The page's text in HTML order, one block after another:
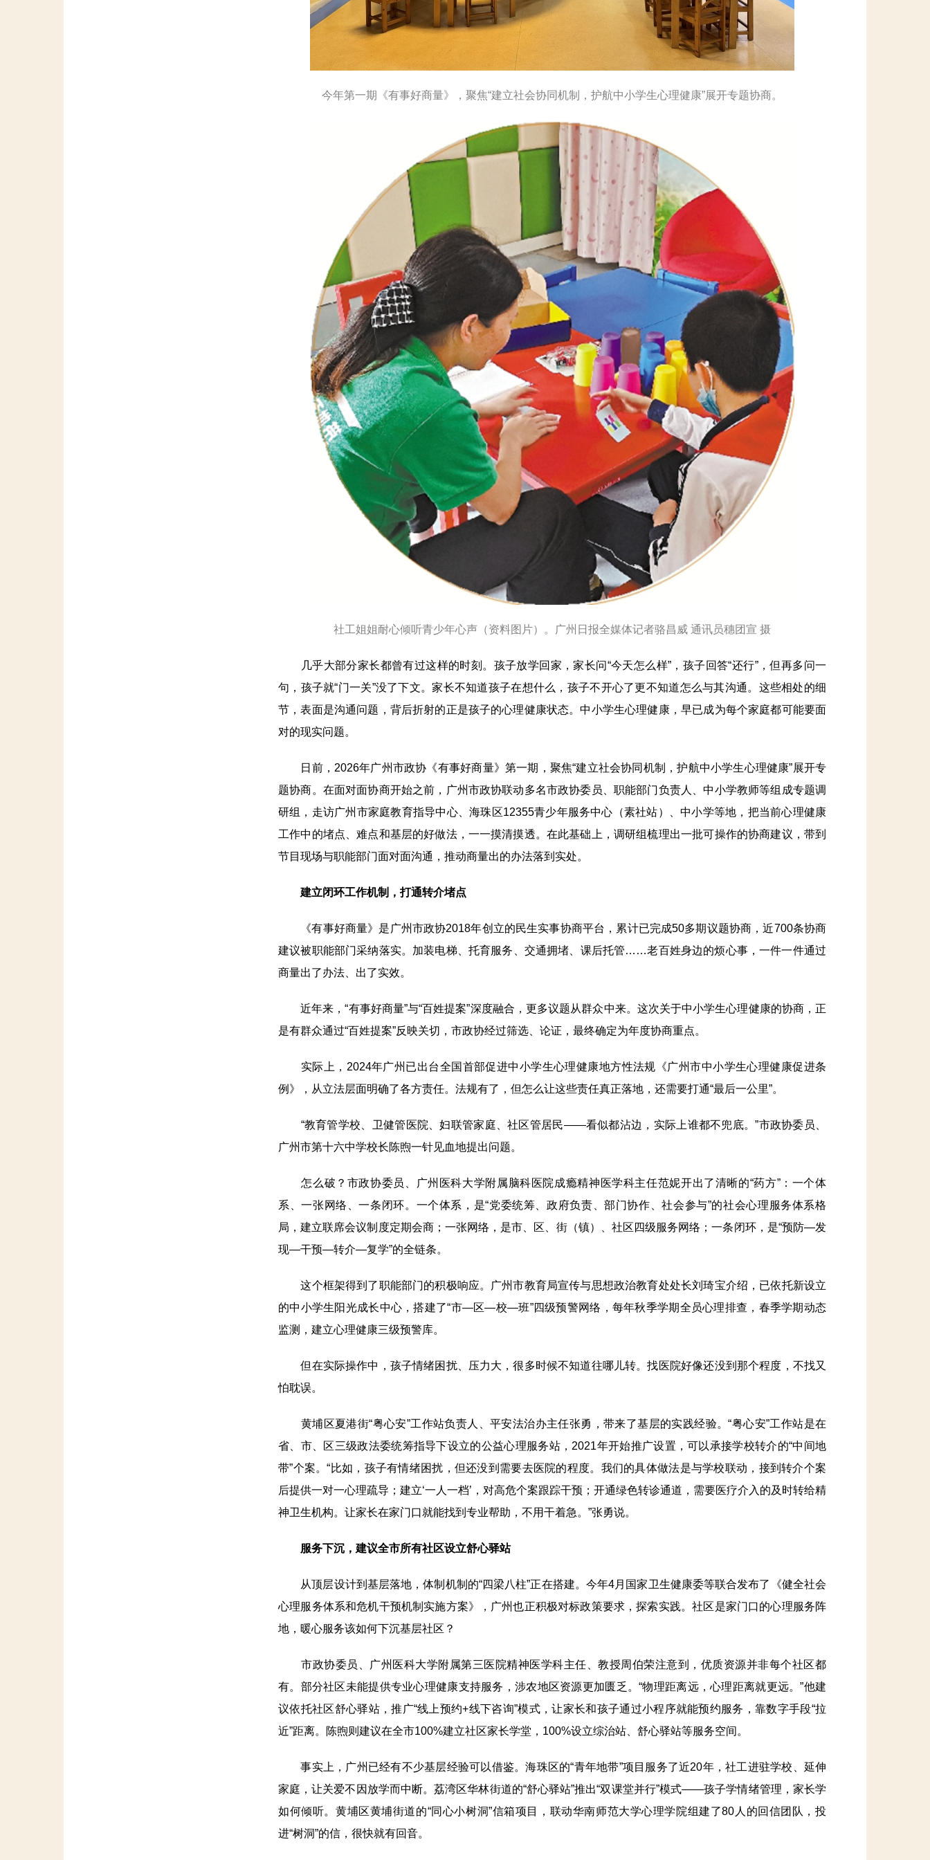
今年第一期《有事好商量》，聚焦“建立社会协同机制，护航中小学生心理健康”展开专题协商。
社工姐姐耐心倾听青少年心声（资料图片）。广州日报全媒体记者骆昌威 通讯员穗团宣 摄
几乎大部分家长都曾有过这样的时刻。孩子放学回家，家长问“今天怎么样”，孩子回答“还行”，但再多问一
句，孩子就“门一关”没了下文。家长不知道孩子在想什么，孩子不开心了更不知道怎么与其沟通。这些相处的细
节，表面是沟通问题，背后折射的正是孩子的心理健康状态。中小学生心理健康，早已成为每个家庭都可能要面
对的现实问题。
日前，2026年广州市政协《有事好商量》第一期，聚焦“建立社会协同机制，护航中小学生心理健康”展开专
题协商。在面对面协商开始之前，广州市政协联动多名市政协委员、职能部门负责人、中小学教师等组成专题调
研组，走访广州市家庭教育指导中心、海珠区12355青少年服务中心（素社站）、中小学等地，把当前心理健康
工作中的堵点、难点和基层的好做法，一一摸清摸透。在此基础上，调研组梳理出一批可操作的协商建议，带到
节目现场与职能部门面对面沟通，推动商量出的办法落到实处。
建立闭环工作机制，打通转介堵点
《有事好商量》是广州市政协2018年创立的民生实事协商平台，累计已完成50多期议题协商，近700条协商
建议被职能部门采纳落实。加装电梯、托育服务、交通拥堵、课后托管……老百姓身边的烦心事，一件一件通过
商量出了办法、出了实效。
近年来，“有事好商量”与“百姓提案”深度融合，更多议题从群众中来。这次关于中小学生心理健康的协商，正
是有群众通过“百姓提案”反映关切，市政协经过筛选、论证，最终确定为年度协商重点。
实际上，2024年广州已出台全国首部促进中小学生心理健康地方性法规《广州市中小学生心理健康促进条
例》，从立法层面明确了各方责任。法规有了，但怎么让这些责任真正落地，还需要打通“最后一公里”。
“教育管学校、卫健管医院、妇联管家庭、社区管居民——看似都沾边，实际上谁都不兜底。”市政协委员、
广州市第十六中学校长陈煦一针见血地提出问题。
怎么破？市政协委员、广州医科大学附属脑科医院成瘾精神医学科主任范妮开出了清晰的“药方”：一个体
系、一张网络、一条闭环。一个体系，是“党委统筹、政府负责、部门协作、社会参与”的社会心理服务体系格
局，建立联席会议制度定期会商；一张网络，是市、区、街（镇）、社区四级服务网络；一条闭环，是“预防—发
现—干预—转介—复学”的全链条。
这个框架得到了职能部门的积极响应。广州市教育局宣传与思想政治教育处处长刘琦宝介绍，已依托新设立
的中小学生阳光成长中心，搭建了“市—区—校—班”四级预警网络，每年秋季学期全员心理排查，春季学期动态
监测，建立心理健康三级预警库。
但在实际操作中，孩子情绪困扰、压力大，很多时候不知道往哪儿转。找医院好像还没到那个程度，不找又
怕耽误。
黄埔区夏港街“粤心安”工作站负责人、平安法治办主任张勇，带来了基层的实践经验。“粤心安”工作站是在
省、市、区三级政法委统筹指导下设立的公益心理服务站，2021年开始推广设置，可以承接学校转介的“中间地
带”个案。“比如，孩子有情绪困扰，但还没到需要去医院的程度。我们的具体做法是与学校联动，接到转介个案
后提供一对一心理疏导；建立‘一人一档’，对高危个案跟踪干预；开通绿色转诊通道，需要医疗介入的及时转给精
神卫生机构。让家长在家门口就能找到专业帮助，不用干着急。”张勇说。
服务下沉，建议全市所有社区设立舒心驿站
从顶层设计到基层落地，体制机制的“四梁八柱”正在搭建。今年4月国家卫生健康委等联合发布了《健全社会
心理服务体系和危机干预机制实施方案》，广州也正积极对标政策要求，探索实践。社区是家门口的心理服务阵
地，暖心服务该如何下沉基层社区？
市政协委员、广州医科大学附属第三医院精神医学科主任、教授周伯荣注意到，优质资源并非每个社区都
有。部分社区未能提供专业心理健康支持服务，涉农地区资源更加匮乏。“物理距离远，心理距离就更远。”他建
议依托社区舒心驿站，推广“线上预约+线下咨询”模式，让家长和孩子通过小程序就能预约服务，靠数字手段“拉
近”距离。陈煦则建议在全市100%建立社区家长学堂，100%设立综治站、舒心驿站等服务空间。
事实上，广州已经有不少基层经验可以借鉴。海珠区的“青年地带”项目服务了近20年，社工进驻学校、延伸
家庭，让关爱不因放学而中断。荔湾区华林街道的“舒心驿站”推出“双课堂并行”模式——孩子学情绪管理，家长学
如何倾听。黄埔区黄埔街道的“同心小树洞”信箱项目，联动华南师范大学心理学院组建了80人的回信团队，投
进“树洞”的信，很快就有回音。